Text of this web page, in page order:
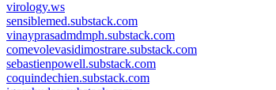
virology.ws
sensiblemed.substack.com
vinayprasadmdmph.substack.com
comevolevasidimostrare.substack.com
sebastienpowell.substack.com
coquindechien.substack.com